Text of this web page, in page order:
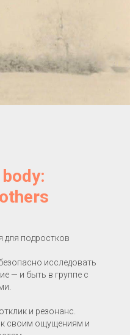
для подростков
исследовать
— и быть в группе с
и резонанс.
своим ощущениям и